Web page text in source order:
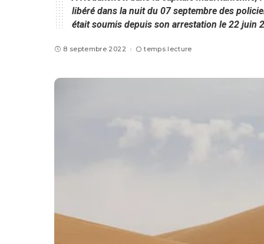
libéré dans la nuit du 07 septembre des
était soumis depuis son arrestation le 22 juin
8 septembre 2022 temps lecture